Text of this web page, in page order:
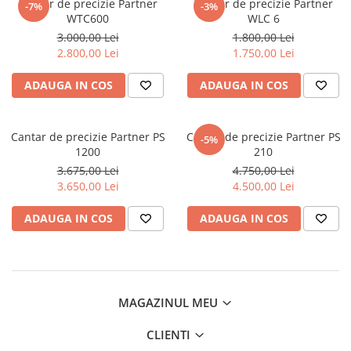
-7%
Cantar de precizie Partner
WTC600
3.000,00 Lei
2.800,00 Lei
ADAUGA IN COS
-3%
Cantar de precizie Partner
WLC 6
1.800,00 Lei
1.750,00 Lei
ADAUGA IN COS
Cantar de precizie Partner PS
1200
3.675,00 Lei
3.650,00 Lei
ADAUGA IN COS
-5%
Cantar de precizie Partner PS
210
4.750,00 Lei
4.500,00 Lei
ADAUGA IN COS
MAGAZINUL MEU
CLIENTI